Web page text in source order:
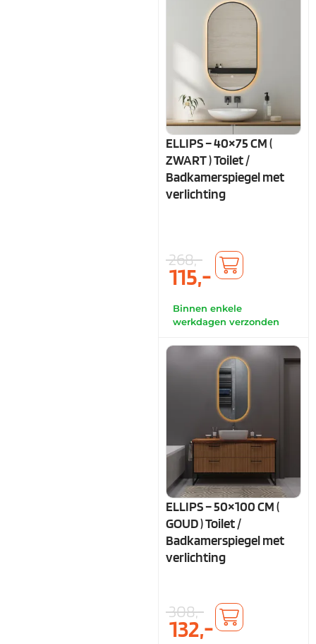
ELLIPS – 40×75 CM (
ZWART ) Toilet /
Badkamerspiegel met
verlichting
268,-
115,-
Binnen enkele
werkdagen verzonden
ELLIPS – 50×100 CM (
GOUD ) Toilet /
Badkamerspiegel met
verlichting
308,-
132,-